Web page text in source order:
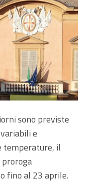
sono previste
e
temperature, il
proroga
fino al 23 aprile.